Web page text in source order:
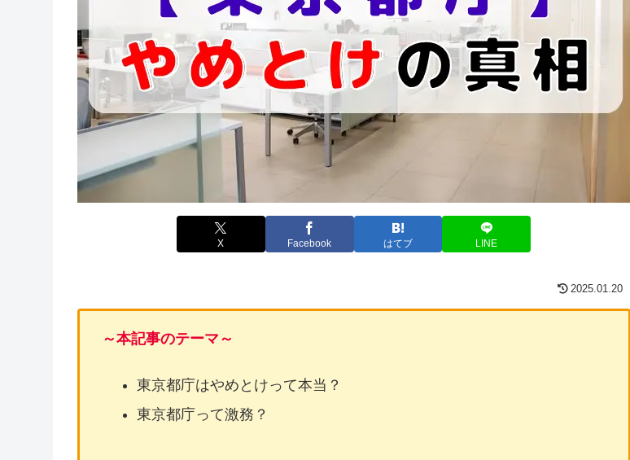
X Facebook はてブ LINE
2025.01.20
～本記事のテーマ～
東京都庁はやめとけって本当？
東京都庁って激務？